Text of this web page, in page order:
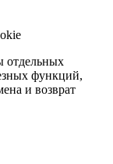
отдельных
функций,
и возврат